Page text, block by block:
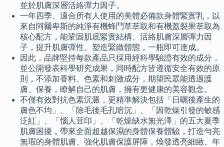
並於肌膚深層活絡彈力因子。
一年四季、適合所有人使用的美體必備款身體緊實乳，以
來自阿爾卑斯的純淨有機蜂鬥草萃取和有機蓋裂果萃取為
核心配方，能鞏固肌底緊實結構、活絡肌膚深層彈力因
子，提升肌膚彈性、塑造緊緻體態，一瓶即可達成。
因此，品牌堅持每款產品只採用經科學驗證有效的成分，
並公開發表科學研究成果，同時配方皆遵循安全有效的原
則，不添加香料、色素和刺激成分，期望民眾能透過護
膚、保養，瞭解自己的肌膚，擁有更健康的美容觀念。
不僅有效對抗色素沉澱，更精準解決包括「日曬後產生的
膚色不均」、「除毛後毛孔暗沉」、「因乾燥引發的敏感
泛紅」、「惱人荳印」、「乾燥缺水無光澤」的五大夏季
肌膚困擾，帶來全面超越保濕的身體保養體驗，打造勻亮
無瑕的身體肌膚、強化肌膚保護屏障，煥發透亮細緻、年